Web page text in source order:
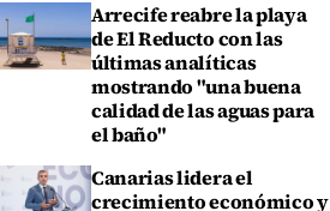
Arrecife reabre la playa
de El Reducto con las
últimas analíticas
mostrando "una buena
calidad de las aguas para
el baño"
Canarias lidera el
crecimiento económico y